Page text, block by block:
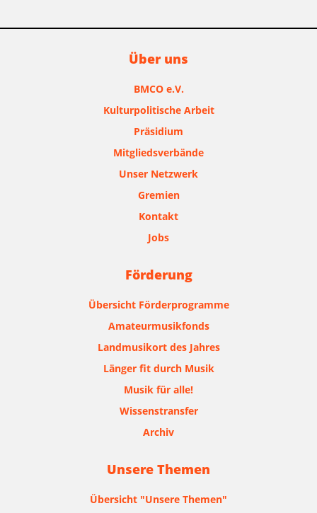
Über uns
BMCO e.V.
Kulturpolitische Arbeit
Präsidium
Mitgliedsverbände
Unser Netzwerk
Gremien
Kontakt
Jobs
Förderung
Übersicht Förderprogramme
Amateurmusikfonds
Landmusikort des Jahres
Länger fit durch Musik
Musik für alle!
Wissenstransfer
Archiv
Unsere Themen
Übersicht "Unsere Themen"